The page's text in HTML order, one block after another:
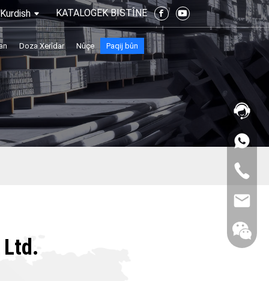
Kurdish KATALOGEK BISTÎNE
Doza Xerîdar Nûçe Paqij bûn
Ltd.